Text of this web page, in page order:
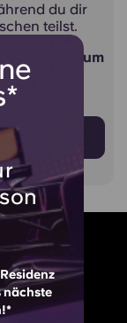
nächste
du dir
teilst.
ruf uns an, um